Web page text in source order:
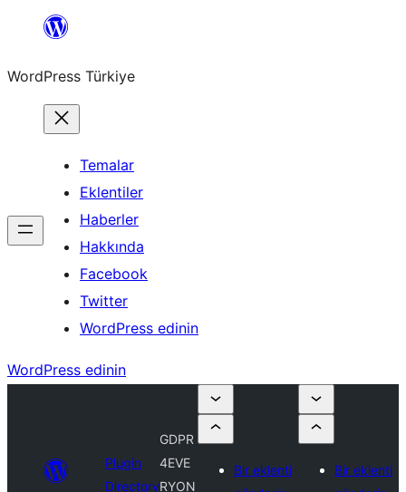
İçeriğe
WordPress Türkiye
Temalar
Eklentiler
Haberler
Hakkında
Facebook
Twitter
WordPress edinin
WordPress edinin
Plugin
Directory
GDPR
4EVE
RYON
Bir eklenti
Bir eklenti